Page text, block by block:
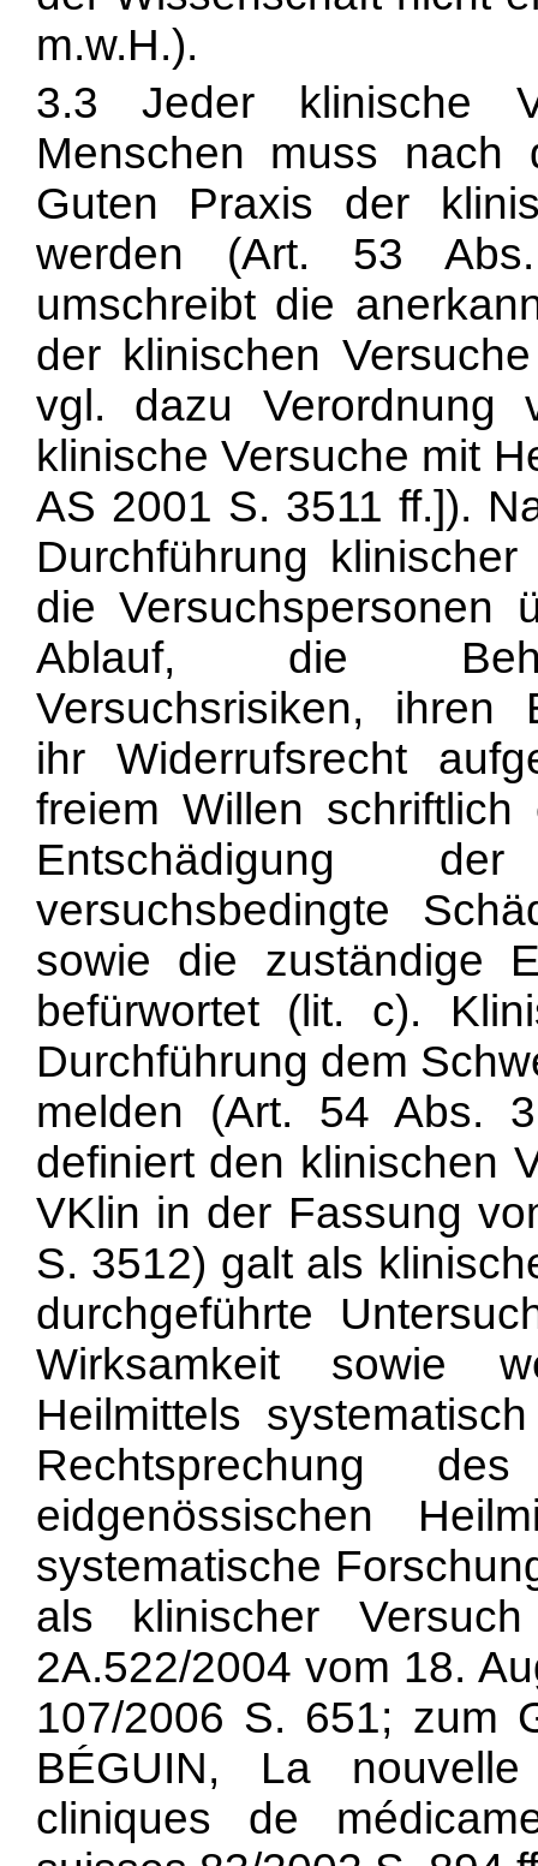
m.w.H.).
3.3 Jeder klinische
Menschen muss nach
Guten Praxis der
werden (Art. 53
umschreibt die
der klinischen
vgl. dazu Verordnung
klinische Versuche mit
AS 2001 S. 3511 ff.]).
Durchführung
die Versuchspersonen
Ablauf, die
Versuchsrisiken, ihren
ihr Widerrufsrecht
freiem Willen
Entschädigung
versuchsbedingte
sowie die zuständige
befürwortet (lit. c).
Durchführung dem
melden (Art. 54 Abs.
definiert den klinischen
VKlin in der Fassung
S. 3512) galt als
durchgeführte
Wirksamkeit sowie
Heilmittels
Rechtsprechung
eidgenössischen
systematische
als klinischer
2A.522/2004 vom 18.
107/2006 S. 651; zum
BÉGUIN, La
cliniques de